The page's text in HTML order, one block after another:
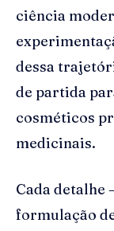
ciência
dessa
de partida
cosméticos
medicinais.
Cada detalhe
formulação